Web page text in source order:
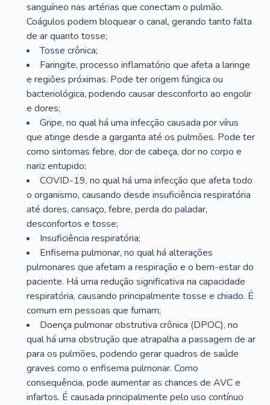
sanguíneo nas artérias que conectam o pulmão.
Coágulos podem bloquear o canal, gerando tanto falta
de ar quanto tosse;
Tosse crônica;
Faringite, processo inflamatório que afeta a laringe
e regiões próximas. Pode ter origem fúngica ou
bacteriológica, podendo causar desconforto ao engolir
e dores;
Gripe, no qual há uma infecção causada por vírus
que atinge desde a garganta até os pulmões. Pode ter
como sintomas febre, dor de cabeça, dor no corpo e
nariz entupido;
COVID-19, no qual há uma infecção que afeta todo
o organismo, causando desde insuficiência respiratória
até dores, cansaço, febre, perda do paladar,
desconfortos e tosse;
Insuficiência respiratória;
Enfisema pulmonar, no qual há alterações
pulmonares que afetam a respiração e o bem-estar do
paciente. Há uma redução significativa na capacidade
respiratória, causando principalmente tosse e chiado. É
comum em pessoas que fumam;
Doença pulmonar obstrutiva crônica (DPOC), no
qual há uma obstrução que atrapalha a passagem de ar
para os pulmões, podendo gerar quadros de saúde
graves como o enfisema pulmonar. Como
consequência, pode aumentar as chances de AVC e
infartos. É causada principalmente pelo uso contínuo